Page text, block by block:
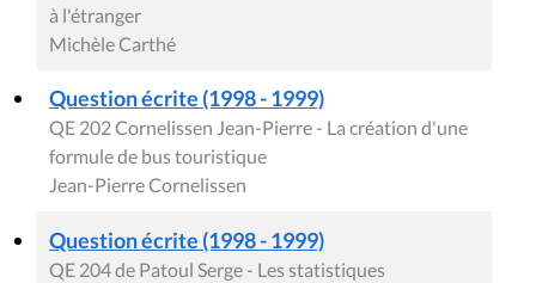
à l'étranger
Michèle Carthé
Question écrite (1998 - 1999)
QE 202 Cornelissen Jean-Pierre - La création d'une
formule de bus touristique
Jean-Pierre Cornelissen
Question écrite (1998 - 1999)
QE 204 de Patoul Serge - Les statistiques